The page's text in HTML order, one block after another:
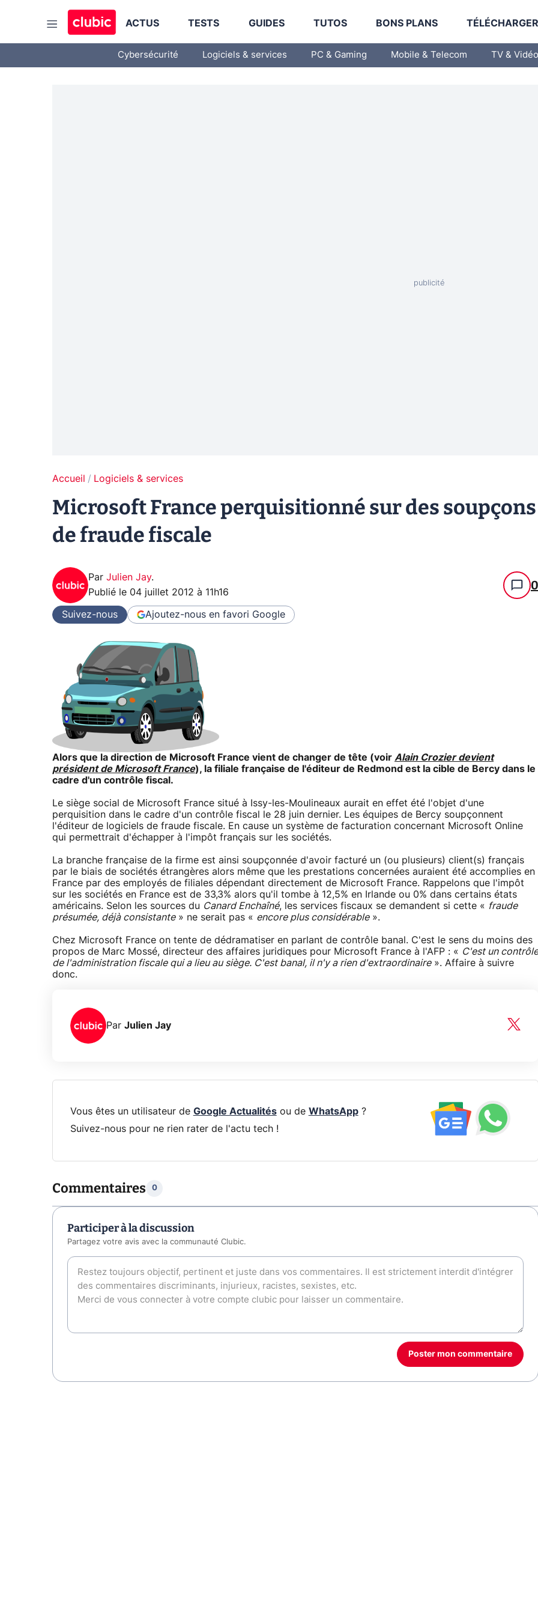
ACTUS TESTS GUIDES TUTOS BONS PLANS
Cybersécurité Logiciels & services PC & Gaming Mobile & Telecom TV & Vidéo
Accueil Logiciels & services
Microsoft France perquisitionné sur des soupçons
de fraude fiscale
Par Julien Jay.
Publié le 04 juillet 2012 à 11h16 0
Suivez-nous Ajoutez-nous en favori Google
Alors que la direction de Microsoft France vient de changer de tête (voir Alain Crozier devient
président de Microsoft France), la filiale française de l'éditeur de Redmond est la cible de Bercy dans le
cadre d'un contrôle fiscal.
Le siège social de Microsoft France situé à Issy-les-Moulineaux aurait en effet été l'objet d'une
perquisition dans le cadre d'un contrôle fiscal le 28 juin dernier. Les équipes de Bercy soupçonnent
l'éditeur de logiciels de fraude fiscale. En cause un système de facturation concernant Microsoft Online
qui permettrait d'échapper à l'impôt français sur les sociétés.
La branche française de la firme est ainsi soupçonnée d'avoir facturé un (ou plusieurs) client(s) français
par le biais de sociétés étrangères alors même que les prestations concernées auraient été accomplies en
France par des employés de filiales dépendant directement de Microsoft France. Rappelons que l'impôt
sur les sociétés en France est de 33,3% alors qu'il tombe à 12,5% en Irlande ou 0% dans certains états
américains. Selon les sources du Canard Enchaîné, les services fiscaux se demandent si cette « fraude
présumée, déjà consistante» ne serait pas « encore plus considérable».
Chez Microsoft France on tente de dédramatiser en parlant de contrôle banal. C'est le sens du moins des
propos de Marc Mossé, directeur des affaires juridiques pour Microsoft France à l'AFP : « C'est un contrôle
de l'administration fiscale qui a lieu au siège. C'est banal, il n'y a rien d'extraordinaire». Affaire à suivre
donc.
Par Julien Jay
Vous êtes un utilisateur de Google Actualitésou de WhatsApp?
Suivez-nous pour ne rien rater de l'actu tech !
Commentaires 0
Participer à la discussion
Partagez votre avis avec la communauté Clubic.
Poster mon commentaire